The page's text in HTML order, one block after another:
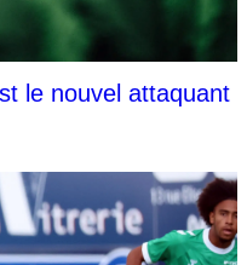
le nouvel attaquant